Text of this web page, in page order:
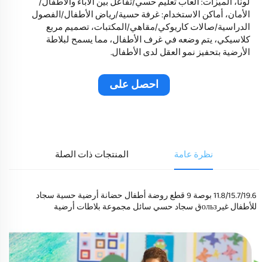
الأمان، أماكن الاستخدام: غرفة حسية/رياض الأطفال/الفصول
الدراسية/صالات كاريوكي/مقاهي/المكتبات، تصميم مربع
كلاسيكي، يتم وضعه في غرف الأطفال، مما يسمح لبلاطة
الأرضية بتحفيز نمو العقل لدى الأطفال.
احصل على
نظرة عامة المنتجات ذات الصلة
للأطفال غيرользق سجاد حسي سائل مجموعة بلاطات أرضية